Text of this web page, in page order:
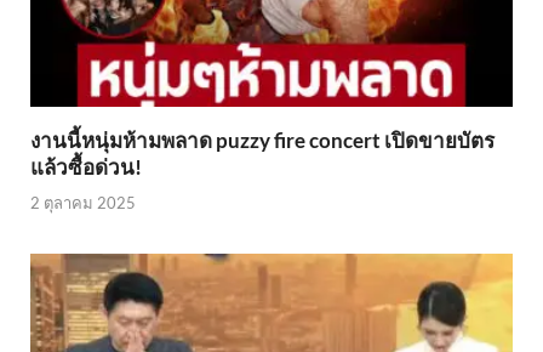
งานนี้หนุ่มห้ามพลาด puzzy fire concert เปิดขายบัตร
แล้วซื้อด่วน!
2 ตุลาคม 2025